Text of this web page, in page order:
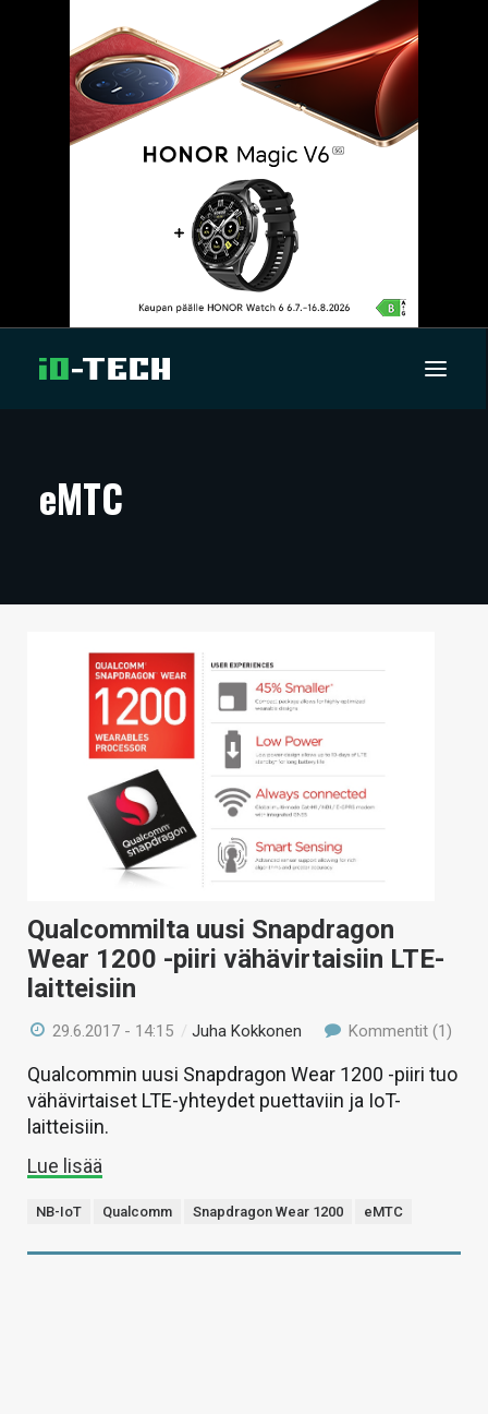
ARTIKKELIT
TECHBBS
VAIHDA TEEMA
eMTC
Qualcommilta uusi Snapdragon
Wear 1200 -piiri vähävirtaisiin LTE-
laitteisiin
29.6.2017 - 14:15 /Juha Kokkonen Kommentit (1)
Qualcommin uusi Snapdragon Wear 1200 -piiri tuo
vähävirtaiset LTE-yhteydet puettaviin ja IoT-
laitteisiin.
Lue lisää
NB-IoT Qualcomm Snapdragon Wear 1200 eMTC